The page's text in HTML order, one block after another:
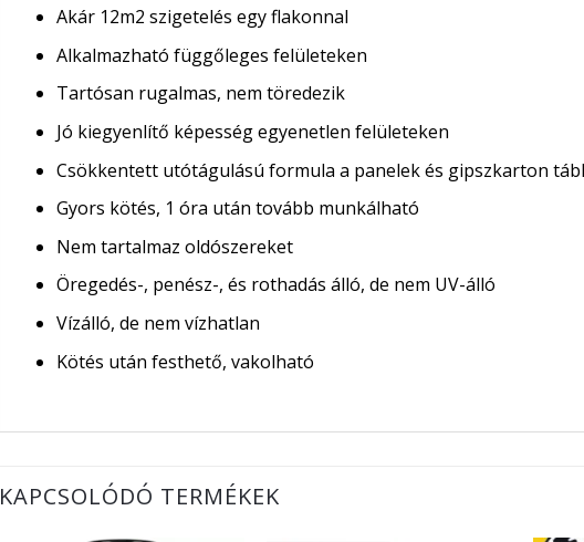
Akár 12m2 szigetelés egy flakonnal
Alkalmazható függőleges felületeken
Tartósan rugalmas, nem töredezik
Jó kiegyenlítő képesség egyenetlen felületeken
Csökkentett utótágulású formula a panelek és gipszkarton
Gyors kötés, 1 óra után tovább munkálható
Nem tartalmaz oldószereket
Öregedés-, penész-, és rothadás álló, de nem UV-álló
Vízálló, de nem vízhatlan
Kötés után festhető, vakolható
KAPCSOLÓDÓ TERMÉKEK